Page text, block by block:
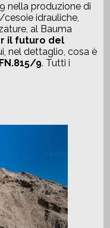
nella produzione di
idrauliche,
al Bauma
il futuro del
nel dettaglio, cosa è
9. Tutti i